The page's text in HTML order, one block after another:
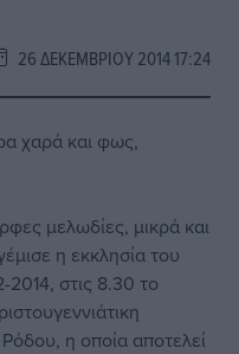
26 ΔΕΚΕΜΒΡΊΟΥ 2014 17:24
χαρά και φως,
μελωδίες, μικρά και
η εκκλησία του
2014, στις 8.30 το
η οποία αποτελεί